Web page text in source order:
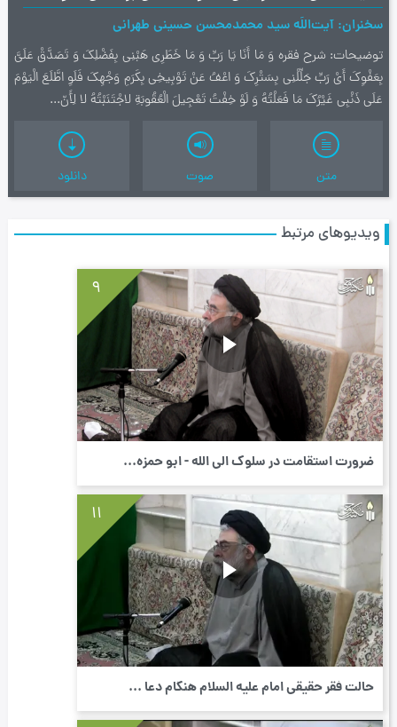
سخنران آیت‌اللَه سید محمدمحسن حسینی طهرانی
توضیحات شرح فقره وَ مَا أَنَا یَا رَبِّ وَ مَا خَطَرِی هَبْنِی بِفَضْلِکَ وَ تَصَدَّقْ عَلَیَّ
بِعَفْوِکَ أَیْ رَبِّ جَلِّلْنِی بِسَتْرِکَ وَ اعْفُ عَنْ تَوْبِیخِی بِکَرَمِ وَجْهِکَ فَلَوِ اطَّلَعَ الْیَوْمَ
عَلَی ذَنْبِی غَیْرُکَ مَا فَعَلْتُهُ وَ لَوْ خِفْتُ تَعْجِیلَ الْعُقُوبَةِ لاجْتَنَبْتُهُ لا لِأَنّ...
متن صوت دانلود
ویدیوهای مرتبط
9
ضرورت استقامت در سلوک الی اللَه - ابو حمزه...
11
حالت فقر حقیقی امام علیه السلام هنگام دعا ...